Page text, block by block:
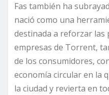
Fas también ha
nació como una
destinada a reforzar las
empresas de Torrent,
de los consumidores,
economía circular en la
la ciudad y revierta en